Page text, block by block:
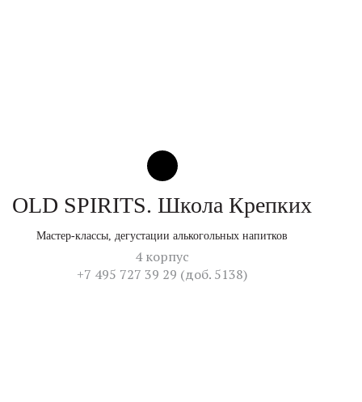
OLD SPIRITS. Школа Крепких
Мастер-классы, дегустации алькогольных напитков
4 корпус
+7 495 727 39 29 (доб. 5138)